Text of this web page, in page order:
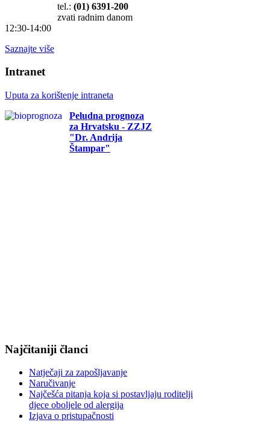
tel.: (01) 6391-200
zvati radnim danom
12:30-14:00
Saznajte više
Intranet
Uputa za korištenje intraneta
Peludna prognoza
za Hrvatsku - ZZJZ
"Dr. Andrija
Štampar"
Najčitaniji članci
Natječaji za zapošljavanje
Naručivanje
Najčešća pitanja koja si postavljaju roditelji
djece oboljele od alergija
Izjava o pristupačnosti